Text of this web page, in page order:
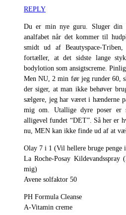
REPLY
Du er min nye guru. Sluger din
analfabet når det kommer til
smidt ud af Beautyspace-
fortæller, at det sidste lange
bodylotion som ansigtscreme.
Men NU, 2 min før jeg runder 60,
der siger, at man ikke behøver
sælgere, jeg har været i hænderne
mig om. Utallige dyre poser er
alligevel fundet “DET”. Så her er
nu, MEN kan ikke finde ud af at
Olay 7 i 1 (Vil hellere bruge penge
La Roche-Posay
mig)
Avene solfaktor 50
PH Formula Cleanse
A-Vitamin creme